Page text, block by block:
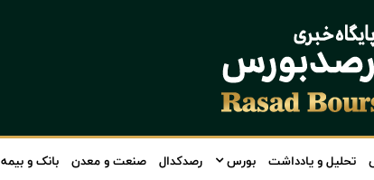
تحلیل و یادداشت بورس رصدکدال صنعت و معدن بانک و بیمه